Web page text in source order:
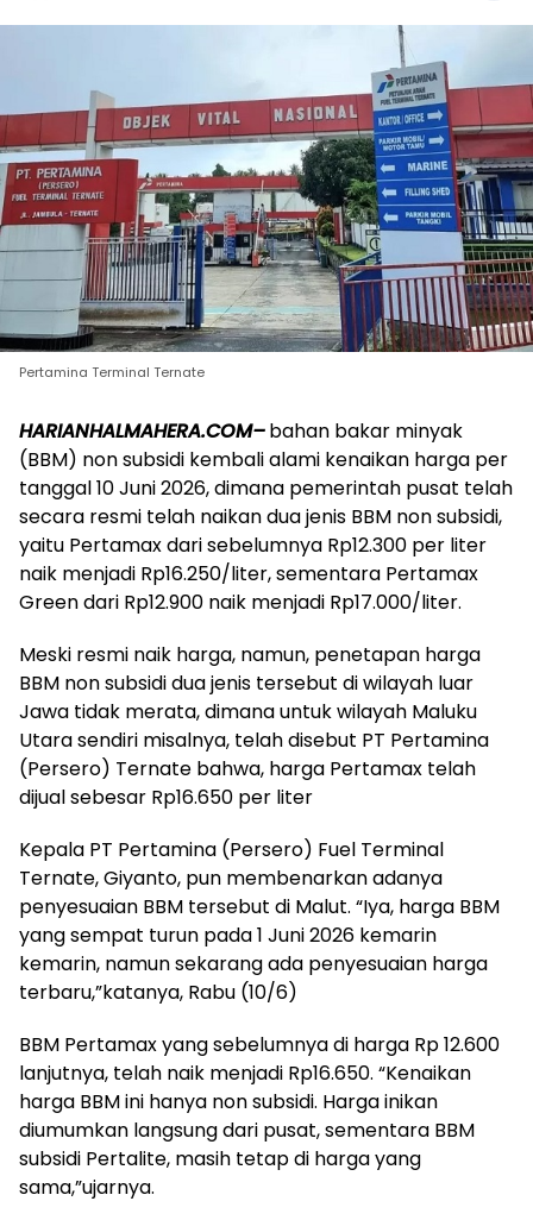
Pertamina Terminal Ternate
HARIANHALMAHERA.COM–bahan bakar minyak
(BBM) non subsidi kembali alami kenaikan harga per
tanggal 10 Juni 2026, dimana pemerintah pusat telah
secara resmi telah naikan dua jenis BBM non subsidi,
yaitu Pertamax dari sebelumnya Rp12.300 per liter
naik menjadi Rp16.250/liter, sementara Pertamax
Green dari Rp12.900 naik menjadi Rp17.000/liter.
Meski resmi naik harga, namun, penetapan harga
BBM non subsidi dua jenis tersebut di wilayah luar
Jawa tidak merata, dimana untuk wilayah Maluku
Utara sendiri misalnya, telah disebut PT Pertamina
(Persero) Ternate bahwa, harga Pertamax telah
dijual sebesar Rp16.650 per liter
Kepala PT Pertamina (Persero) Fuel Terminal
Ternate, Giyanto, pun membenarkan adanya
penyesuaian BBM tersebut di Malut. “Iya, harga BBM
yang sempat turun pada 1 Juni 2026 kemarin
kemarin, namun sekarang ada penyesuaian harga
terbaru,”katanya, Rabu (10/6)
BBM Pertamax yang sebelumnya di harga Rp 12.600
lanjutnya, telah naik menjadi Rp16.650. “Kenaikan
harga BBM ini hanya non subsidi. Harga inikan
diumumkan langsung dari pusat, sementara BBM
subsidi Pertalite, masih tetap di harga yang
sama,”ujarnya.